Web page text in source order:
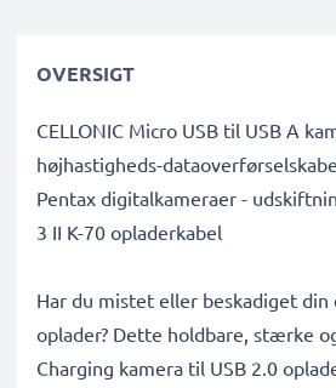
OVERSIGT
CELLONIC Micro USB til USB A
højhastigheds-
Pentax digitalkameraer -
3 II K-70 opladerkabel
Har du mistet eller beskadiget din
oplader? Dette holdbare, stærke
Charging kamera til USB 2.0